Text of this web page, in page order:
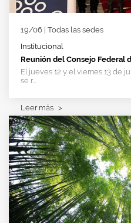
19/06 | Todas las sedes
Institucional
Reunión del Consejo Federal
El jueves 12 y el viernes 13 de
se r...
Leer más >